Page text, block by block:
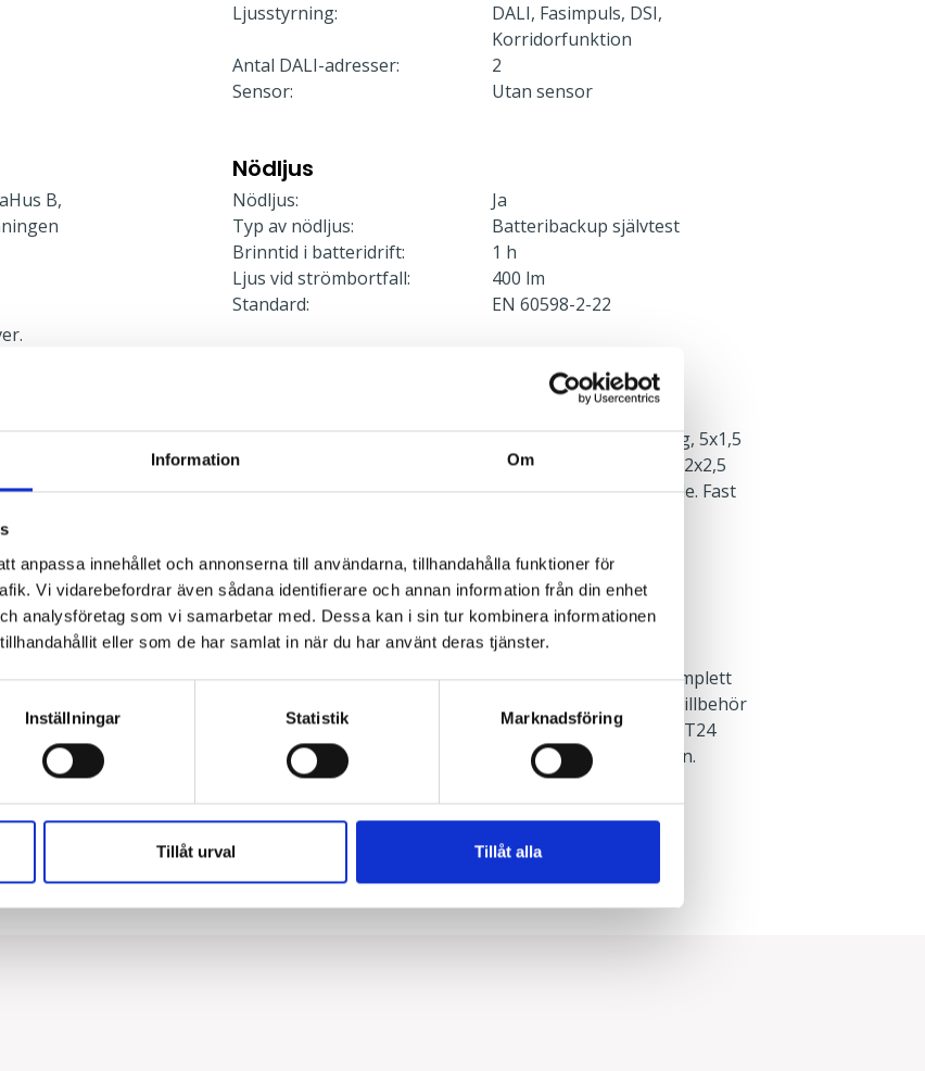
Information Om
anpassa innehållet och annonserna till användarna, tillhandahålla funktioner för
Vi vidarebefordrar även sådana identifierare och annan information från din enhet
analysföretag som vi samarbetar med. Dessa kan i sin tur kombinera informationen
eller som de har samlat in när du har använt deras tjänster.
Inställningar Statistik Marknadsföring
Tillåt urval Tillåt alla
B,
Ljusstyrning:
DALI, Fasimpuls, DSI,
Korridorfunktion
Antal DALI-adresser:
2
Sensor:
Utan sensor
Nödljus
Nödljus:
Ja
Typ av nödljus:
Batteribackup självtest
Brinntid i batteridrift:
1 h
Ljus vid strömbortfall:
400 lm
Standard:
EN 60598-2-22
Dubbla införingshål på armaturens ovansida.
Systemarmaturen är försedd med överkopplingsledning, 5x1,5
mm² samt snabbkoppling för enklare installation. En 5x2x2,5
mm² överkopplingsbar plint finns i armaturens ena ände. Fast
Montage
Montage i T24-profiltak. Systemarmaturen behöver
kompletteras med gavlar och rampsats för att få en komplett
armatur, säljs som tillbehör. Infällnadsbygel finns som tillbehör
för montage i gipstak eller montering rakt underifrån i T24
bärverk. Mer information finns i monteringsanvisningen.
Typ av montage:
Infällt
Montage:
System